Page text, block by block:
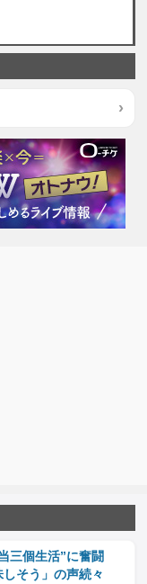
三個生活”に奮闘
そう」の声続々